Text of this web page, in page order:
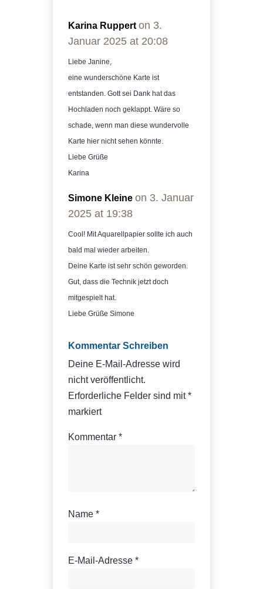
Karina Ruppert on 3.
Januar 2025 at 20:08
Liebe Janine,
eine wunderschöne Karte ist
entstanden. Gott sei Dank hat das
Hochladen noch geklappt. Wäre so
schade, wenn man diese wundervolle
Karte hier nicht sehen könnte.
Liebe Grüße
Karina
Simone Kleine on 3. Januar
2025 at 19:38
Cool! Mit Aquarellpapier sollte ich auch
bald mal wieder arbeiten.
Deine Karte ist sehr schön geworden.
Gut, dass die Technik jetzt doch
mitgespielt hat.
Liebe Grüße Simone
Kommentar Schreiben
Deine E-Mail-Adresse wird
nicht veröffentlicht.
Erforderliche Felder sind mit*
markiert
Kommentar*
Name*
E-Mail-Adresse*